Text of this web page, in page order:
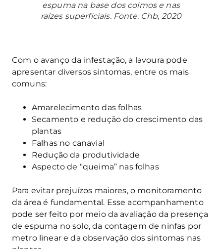
espuma na base dos colmos e nas
raízes superficiais. Fonte: Chb, 2020
Com o avanço da infestação, a lavoura pode
apresentar diversos sintomas, entre os mais
comuns:
Amarelecimento das folhas
Secamento e redução do crescimento das
plantas
Falhas no canavial
Redução da produtividade
Aspecto de “queima” nas folhas
Para evitar prejuízos maiores, o monitoramento
da área é fundamental. Esse acompanhamento
pode ser feito por meio da avaliação da presença
de espuma no solo, da contagem de ninfas por
metro linear e da observação dos sintomas nas